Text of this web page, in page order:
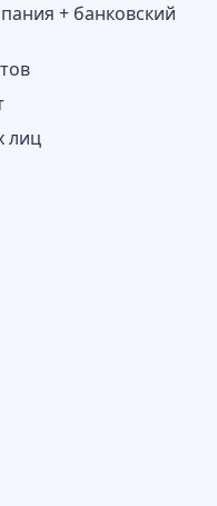
+ банковский
лиц